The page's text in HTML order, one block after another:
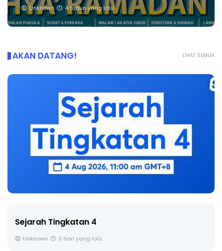
Unknown 4 tahun yang lalu
LIHAT SEMUA
AKAN DATANG!
Sejarah Tingkatan 4
Unknown 6 hari yang lalu